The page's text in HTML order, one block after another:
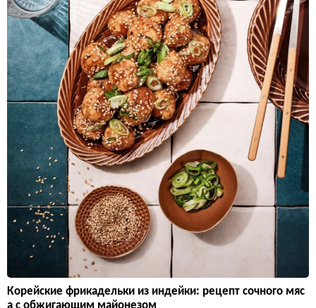
Корейские фрикадельки из индейки: рецепт сочного мяс